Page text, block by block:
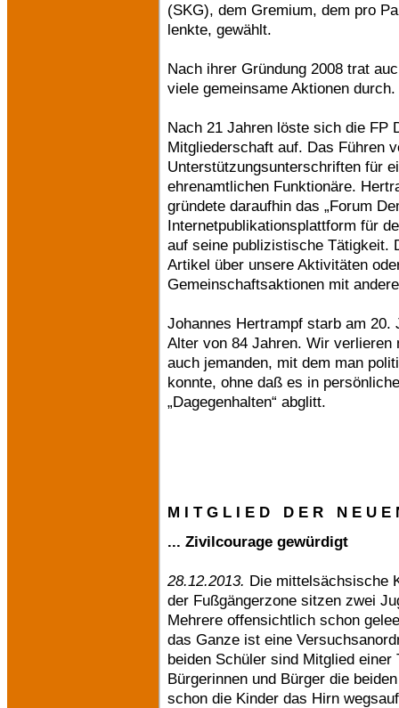
(SKG), dem Gremium, dem pro
lenkte, gewählt.
Nach ihrer Gründung 2008 trat
viele gemeinsame Aktionen durch.
Nach 21 Jahren löste sich die FP
Mitgliederschaft auf. Das Führen
Unterstützungsunterschriften für
ehrenamtlichen Funktionäre.
gründete daraufhin das „Forum
Internetpublikationsplattform für
auf seine publizistische Tätigkeit.
Artikel über unsere Aktivitäten
Gemeinschaftsaktionen mit
Johannes Hertrampf starb am 20.
Alter von 84 Jahren. Wir verlieren
auch jemanden, mit dem man
konnte, ohne daß es in
„Dagegenhalten“ abglitt.
M I T G L I E D D E R N E U
... Zivilcourage gewürdigt
28.12.2013. Die mittelsächsische
der Fußgängerzone sitzen zwei
Mehrere offensichtlich schon
das Ganze ist eine
beiden Schüler sind Mitglied
Bürgerinnen und Bürger die
schon die Kinder das Hirn